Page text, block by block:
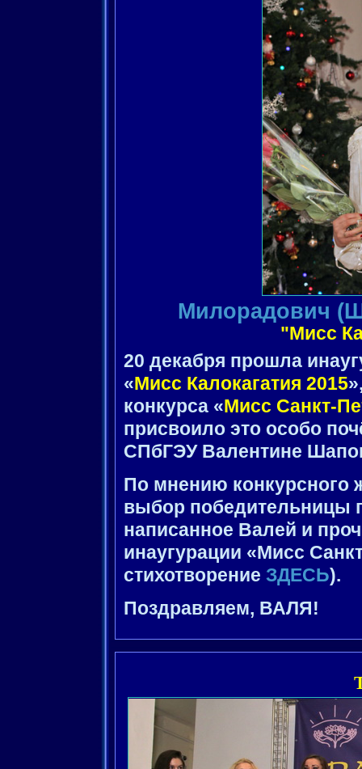
Милорадович
"Мисс
20 декабря прошла
« Мисс Калокагатия 2015
конкурса « Мисс Санкт-
присвоило это особо
СПбГЭУ Валентине
По мнению конкурсного
выбор победительницы
написанное Валей и
инаугурации «Мисс
стихотворение ЗДЕСЬ).
Поздравляем, ВАЛЯ!